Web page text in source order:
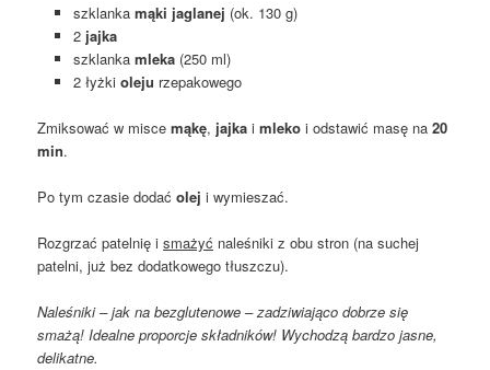
szklankamąki jaglanej (ok. 130 g)
2 jajka
szklanka mleka (250 ml)
2 łyżki oleju rzepakowego
Zmiksować w miscemąkę, jajka imleko i odstawić masę na 20
min.
Po tym czasie dodać olej i wymieszać.
Rozgrzać patelnię ismażyć naleśniki z obu stron (na suchej
patelni, już bez dodatkowego tłuszczu).
Naleśniki – jak na bezglutenowe – zadziwiająco dobrze się
smażą! Idealne proporcje składników! Wychodzą bardzo jasne,
delikatne.